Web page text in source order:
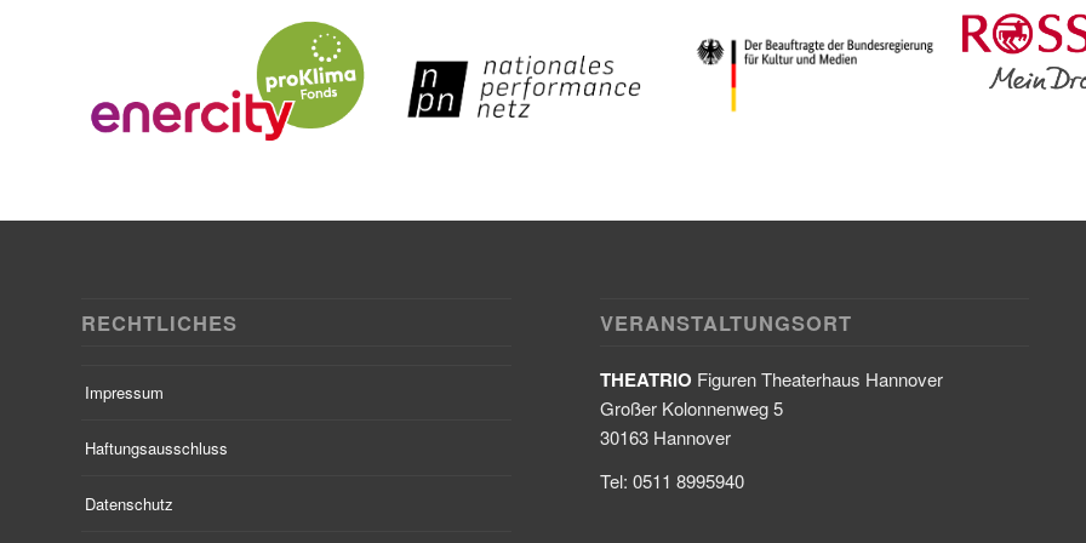
RECHTLICHES
Impressum
Haftungsausschluss
Datenschutz
VERANSTALTUNGSORT
THEATRIO Figuren Theaterhaus Hannover
Großer Kolonnenweg 5
30163 Hannover
Tel: 0511 8995940